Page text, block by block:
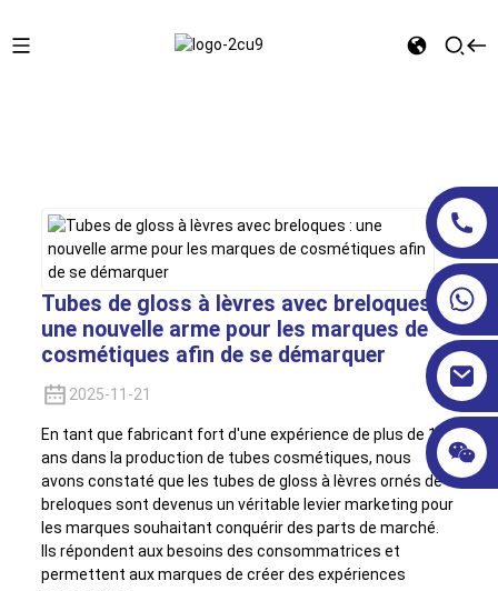
Tubes de gloss à lèvres avec breloques :
une nouvelle arme pour les marques de
cosmétiques afin de se démarquer
2025-11-21
En tant que fabricant fort d'une expérience de plus de 10
ans dans la production de tubes cosmétiques, nous
avons constaté que les tubes de gloss à lèvres ornés de
breloques sont devenus un véritable levier marketing pour
les marques souhaitant conquérir des parts de marché.
Ils répondent aux besoins des consommatrices et
permettent aux marques de créer des expériences